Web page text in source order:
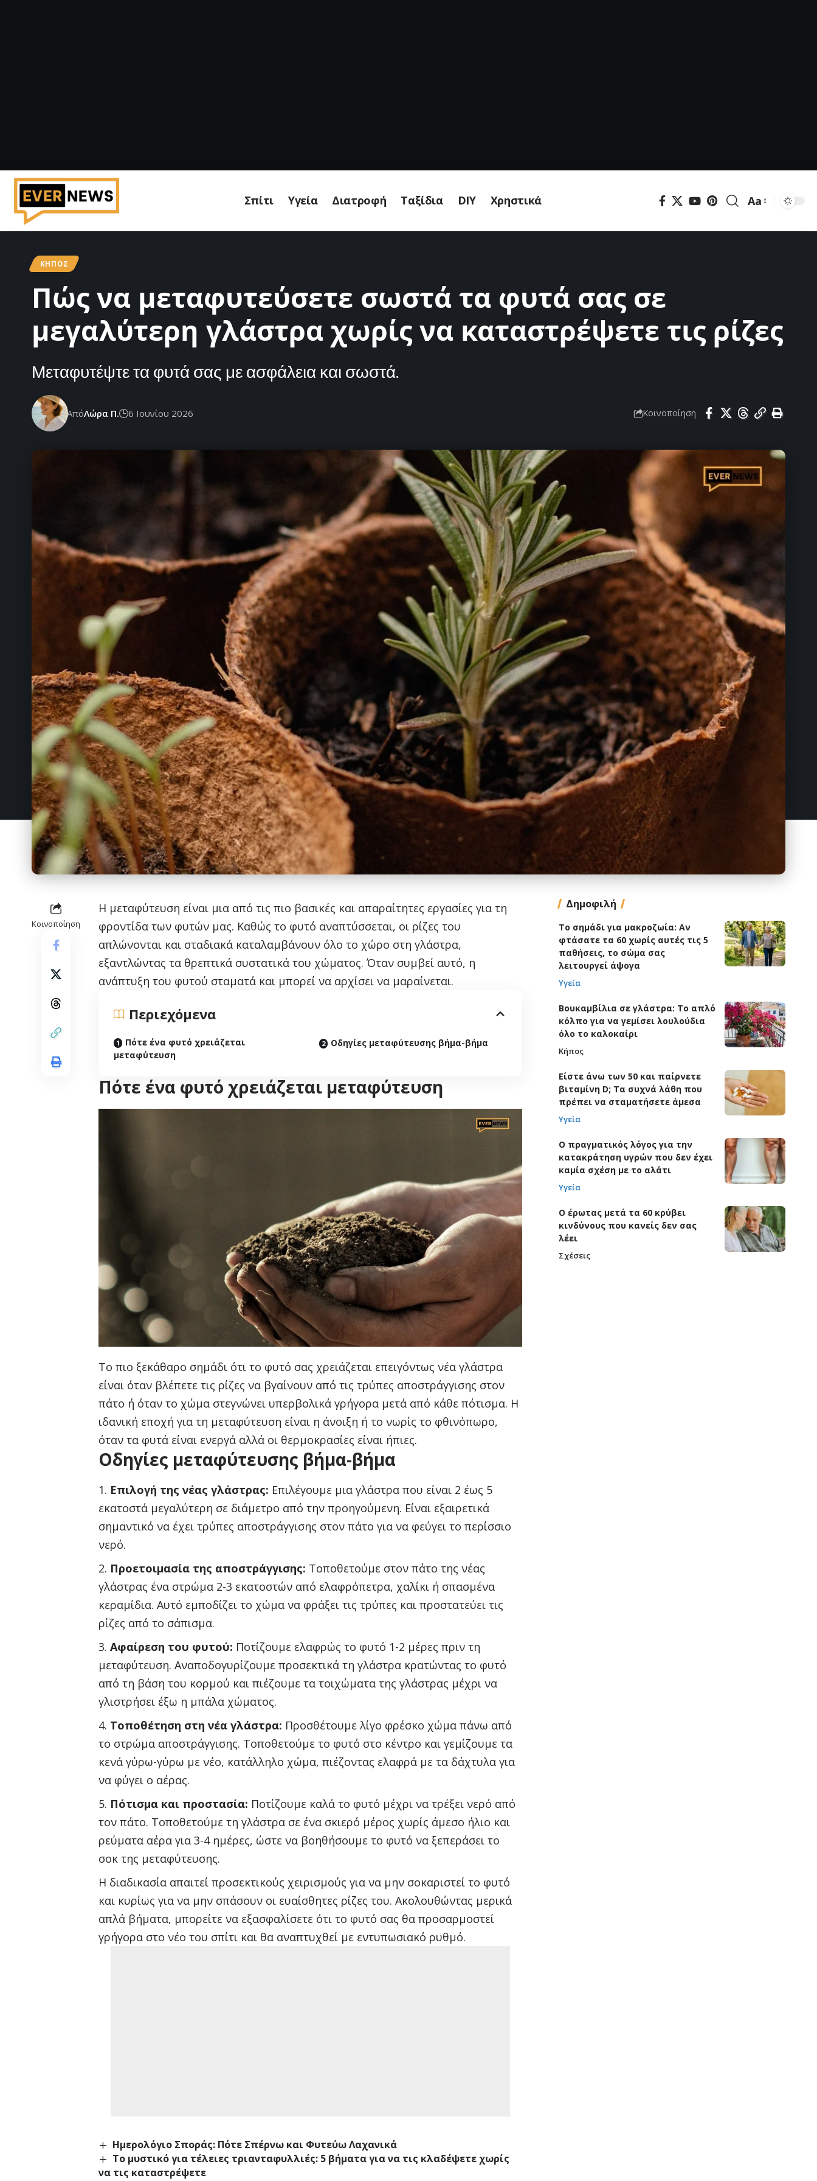
Σπίτι Υγεία Διατροφή Ταξίδια DIY Χρηστικά
Μεγέθυνση
Aa
ΚΉΠΟΣ
Πώς να μεταφυτεύσετε σωστά τα φυτά σας σε
μεγαλύτερη γλάστρα χωρίς να καταστρέψετε τις ρίζες
Μεταφυτέψτε τα φυτά σας με ασφάλεια και σωστά.
ΑπόΛώρα Π. 6 Ιουνίου 2026 Κοινοποίηση
Κοινοποίηση
Η μεταφύτευση είναι μια από τις πιο βασικές και απαραίτητες εργασίες για τη
φροντίδα των φυτών μας. Καθώς το φυτό αναπτύσσεται, οι ρίζες του
απλώνονται και σταδιακά καταλαμβάνουν όλο το χώρο στη γλάστρα,
εξαντλώντας τα θρεπτικά συστατικά του χώματος. Όταν συμβεί αυτό, η
ανάπτυξη του φυτού σταματά και μπορεί να αρχίσει να μαραίνεται.
Περιεχόμενα
Πότε ένα φυτό χρειάζεται
μεταφύτευση
Οδηγίες μεταφύτευσης βήμα-βήμα
Πότε ένα φυτό χρειάζεται μεταφύτευση
Το πιο ξεκάθαρο σημάδι ότι το φυτό σας χρειάζεται επειγόντως νέα γλάστρα
είναι όταν βλέπετε τις ρίζες να βγαίνουν από τις τρύπες αποστράγγισης στον
πάτο ή όταν το χώμα στεγνώνει υπερβολικά γρήγορα μετά από κάθε πότισμα. Η
ιδανική εποχή για τη μεταφύτευση είναι η άνοιξη ή το νωρίς το φθινόπωρο,
όταν τα φυτά είναι ενεργά αλλά οι θερμοκρασίες είναι ήπιες.
Οδηγίες μεταφύτευσης βήμα-βήμα
Επιλογή της νέας γλάστρας: Επιλέγουμε μια γλάστρα που είναι 2 έως 5
εκατοστά μεγαλύτερη σε διάμετρο από την προηγούμενη. Είναι εξαιρετικά
σημαντικό να έχει τρύπες αποστράγγισης στον πάτο για να φεύγει το περίσσιο
νερό.
Προετοιμασία της αποστράγγισης: Τοποθετούμε στον πάτο της νέας
γλάστρας ένα στρώμα 2-3 εκατοστών από ελαφρόπετρα, χαλίκι ή σπασμένα
κεραμίδια. Αυτό εμποδίζει το χώμα να φράξει τις τρύπες και προστατεύει τις
ρίζες από το σάπισμα.
Αφαίρεση του φυτού: Ποτίζουμε ελαφρώς το φυτό 1-2 μέρες πριν τη
μεταφύτευση. Αναποδογυρίζουμε προσεκτικά τη γλάστρα κρατώντας το φυτό
από τη βάση του κορμού και πιέζουμε τα τοιχώματα της γλάστρας μέχρι να
γλιστρήσει έξω η μπάλα χώματος.
Τοποθέτηση στη νέα γλάστρα: Προσθέτουμε λίγο φρέσκο χώμα πάνω από
το στρώμα αποστράγγισης. Τοποθετούμε το φυτό στο κέντρο και γεμίζουμε τα
κενά γύρω-γύρω με νέο, κατάλληλο χώμα, πιέζοντας ελαφρά με τα δάχτυλα για
να φύγει ο αέρας.
Πότισμα και προστασία: Ποτίζουμε καλά το φυτό μέχρι να τρέξει νερό από
τον πάτο. Τοποθετούμε τη γλάστρα σε ένα σκιερό μέρος χωρίς άμεσο ήλιο και
ρεύματα αέρα για 3-4 ημέρες, ώστε να βοηθήσουμε το φυτό να ξεπεράσει το
σοκ της μεταφύτευσης.
Η διαδικασία απαιτεί προσεκτικούς χειρισμούς για να μην σοκαριστεί το φυτό
και κυρίως για να μην σπάσουν οι ευαίσθητες ρίζες του. Ακολουθώντας μερικά
απλά βήματα, μπορείτε να εξασφαλίσετε ότι το φυτό σας θα προσαρμοστεί
γρήγορα στο νέο του σπίτι και θα αναπτυχθεί με εντυπωσιακό ρυθμό.
Ημερολόγιο Σποράς: Πότε Σπέρνω και Φυτεύω Λαχανικά
Το μυστικό για τέλειες τριανταφυλλιές: 5 βήματα για να τις κλαδέψετε χωρίς
να τις καταστρέψετε
Δημοφιλή
Το σημάδι για μακροζωία: Αν
φτάσατε τα 60 χωρίς αυτές τις 5
παθήσεις, το σώμα σας
λειτουργεί άψογα
Υγεία
Βουκαμβίλια σε γλάστρα: Το απλό
κόλπο για να γεμίσει λουλούδια
όλο το καλοκαίρι
Κήπος
Είστε άνω των 50 και παίρνετε
βιταμίνη D; Τα συχνά λάθη που
πρέπει να σταματήσετε άμεσα
Υγεία
Ο πραγματικός λόγος για την
κατακράτηση υγρών που δεν έχει
καμία σχέση με το αλάτι
Υγεία
Ο έρωτας μετά τα 60 κρύβει
κινδύνους που κανείς δεν σας
λέει
Σχέσεις